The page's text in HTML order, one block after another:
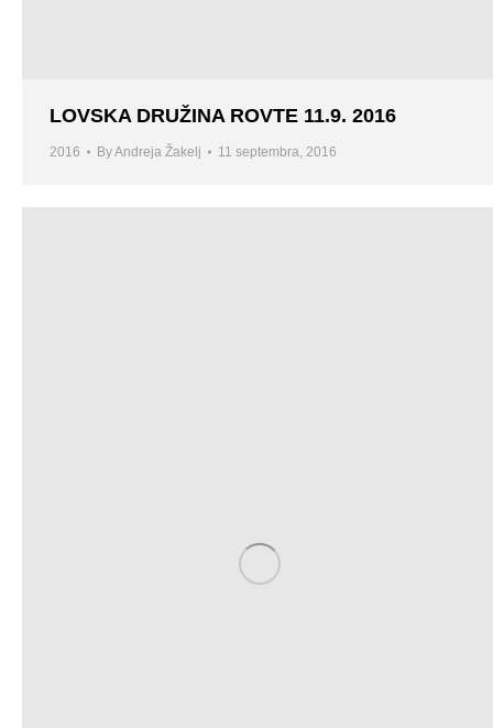
LOVSKA DRUŽINA ROVTE 11.9. 2016
2016 ByAndreja Žakelj 11 septembra, 2016